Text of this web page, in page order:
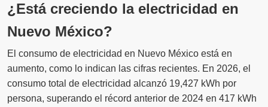
¿Está creciendo la electricidad en
Nuevo México?
El consumo de electricidad en Nuevo México está en
aumento, como lo indican las cifras recientes. En 2026, el
consumo total de electricidad alcanzó 19,427 kWh por
persona, superando el récord anterior de 2024 en 417 kWh